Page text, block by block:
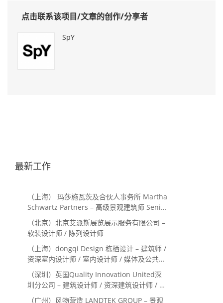
点击联系该项目/文章的创作/分享者
SpY
最新工作
（上海） 玛莎施瓦茨及合伙人事务所 Martha
Schwartz Partners – 高级景观建筑师 Senior
Landscape Designer / 景观建筑师
Landscape Designer
（北京）北京艾派斯展览展示服务有限公司 –
软装设计师 / 陈列设计师
（上海）dongqi Design 栋栖设计 – 建筑师 /
资深室内设计师 / 室内设计师 / 媒体及公共关
系主管 / 设计实习生（常年招聘）
（深圳）英国Quality Innovation United深
圳分公司 – 建筑设计师 / 资深建筑设计师 / 室
内设计师 / 设计实习生
（广州）风物营造 LANDTEK GROUP – 景观